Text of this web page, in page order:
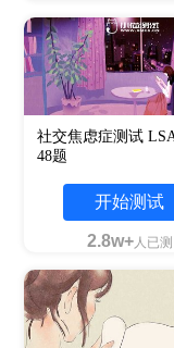
社交焦虑症测试
48题
开始测试
2.8w+人已测